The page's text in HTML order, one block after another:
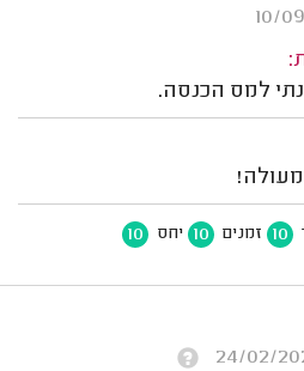
למס הכנסה.
10 זמנים 10 יחס 10